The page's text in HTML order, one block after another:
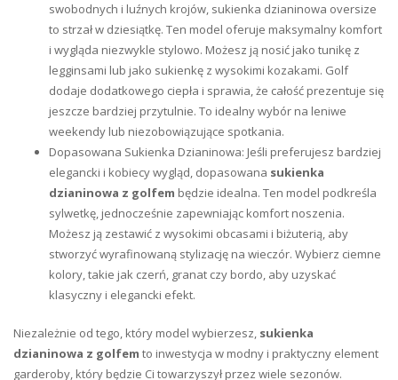
swobodnych i luźnych krojów, sukienka dzianinowa oversize
to strzał w dziesiątkę. Ten model oferuje maksymalny komfort
i wygląda niezwykle stylowo. Możesz ją nosić jako tunikę z
legginsami lub jako sukienkę z wysokimi kozakami. Golf
dodaje dodatkowego ciepła i sprawia, że całość prezentuje się
jeszcze bardziej przytulnie. To idealny wybór na leniwe
weekendy lub niezobowiązujące spotkania.
Dopasowana Sukienka Dzianinowa: Jeśli preferujesz bardziej
elegancki i kobiecy wygląd, dopasowana sukienka
dzianinowa z golfem będzie idealna. Ten model podkreśla
sylwetkę, jednocześnie zapewniając komfort noszenia.
Możesz ją zestawić z wysokimi obcasami i biżuterią, aby
stworzyć wyrafinowaną stylizację na wieczór. Wybierz ciemne
kolory, takie jak czerń, granat czy bordo, aby uzyskać
klasyczny i elegancki efekt.
Niezależnie od tego, który model wybierzesz, sukienka
dzianinowa z golfem to inwestycja w modny i praktyczny element
garderoby, który będzie Ci towarzyszył przez wiele sezonów.